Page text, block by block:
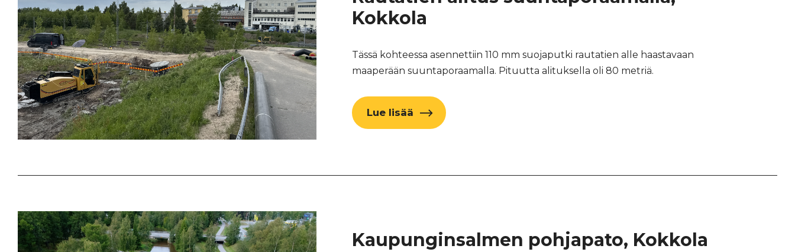
Kokkola
Tässä kohteessa asennettiin 110 mm suojaputki rautatien alle haastavaan
maaperään suuntaporaamalla. Pituutta alituksella oli 80 metriä.
Lue lisää
Kaupunginsalmen pohjapato, Kokkola